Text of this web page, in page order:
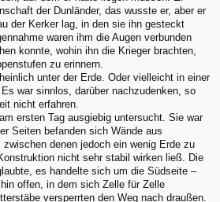
der Dunländer, das wusste er, aber er
der Kerker lag, in den sie ihn gesteckt
waren ihm die Augen verbunden
konnte, wohin ihn die Krieger brachten,
zu erinnern.
unter der Erde. Oder vielleicht in einer
war sinnlos, darüber nachzudenken, so
nicht erfahren.
ersten Tag ausgiebig untersucht. Sie war
Seiten befanden sich Wände aus
denen jedoch ein wenig Erde zu
nicht sehr stabil wirken ließ. Die
es handelte sich um die Südseite –
offen, in dem sich Zelle für Zelle
versperrten den Weg nach draußen.